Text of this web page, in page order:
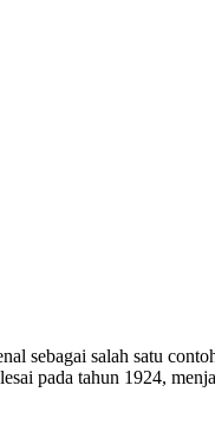
sebagai salah satu
pada tahun 1924,